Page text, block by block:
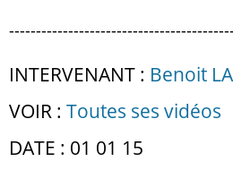
INTERVENANT : Benoit
VOIR : Toutes ses vidéos
DATE : 01 01 15